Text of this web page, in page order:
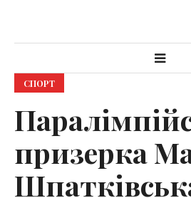
СПОРТ
призерка